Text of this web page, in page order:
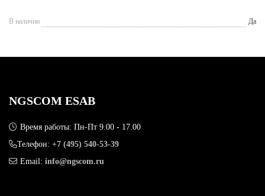
В наличии Да
NGSCOM ESAB
Время работы: Пн-Пт 9.00 - 17.00
Телефон: +7 (495) 540-53-39
Email: info@ngscom.ru